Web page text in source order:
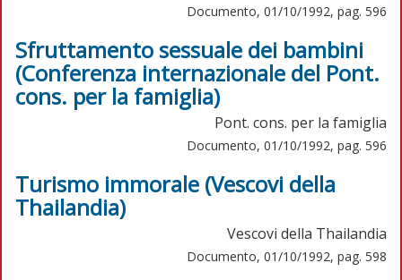
Documento, 01/10/1992, pag. 596
Sfruttamento sessuale dei bambini
(Conferenza internazionale del Pont.
cons. per la famiglia)
Pont. cons. per la famiglia
Documento, 01/10/1992, pag. 596
Turismo immorale (Vescovi della
Thailandia)
Vescovi della Thailandia
Documento, 01/10/1992, pag. 598